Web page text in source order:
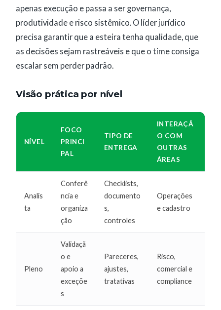
apenas execução e passa a ser governança,
produtividade e risco sistêmico. O líder jurídico
precisa garantir que a esteira tenha qualidade, que
as decisões sejam rastreáveis e que o time consiga
escalar sem perder padrão.
Visão prática por nível
NÍVEL
FOCO
PRINCI
PAL
TIPO DE
ENTREGA
INTERAÇÃ
O COM
OUTRAS
ÁREAS
Analis
ta
Conferê
ncia e
organiza
ção
Checklists,
documento
s,
controles
Operações
e cadastro
Pleno
Validaçã
o e
apoio a
exceçõe
s
Pareceres,
ajustes,
tratativas
Risco,
comercial e
compliance